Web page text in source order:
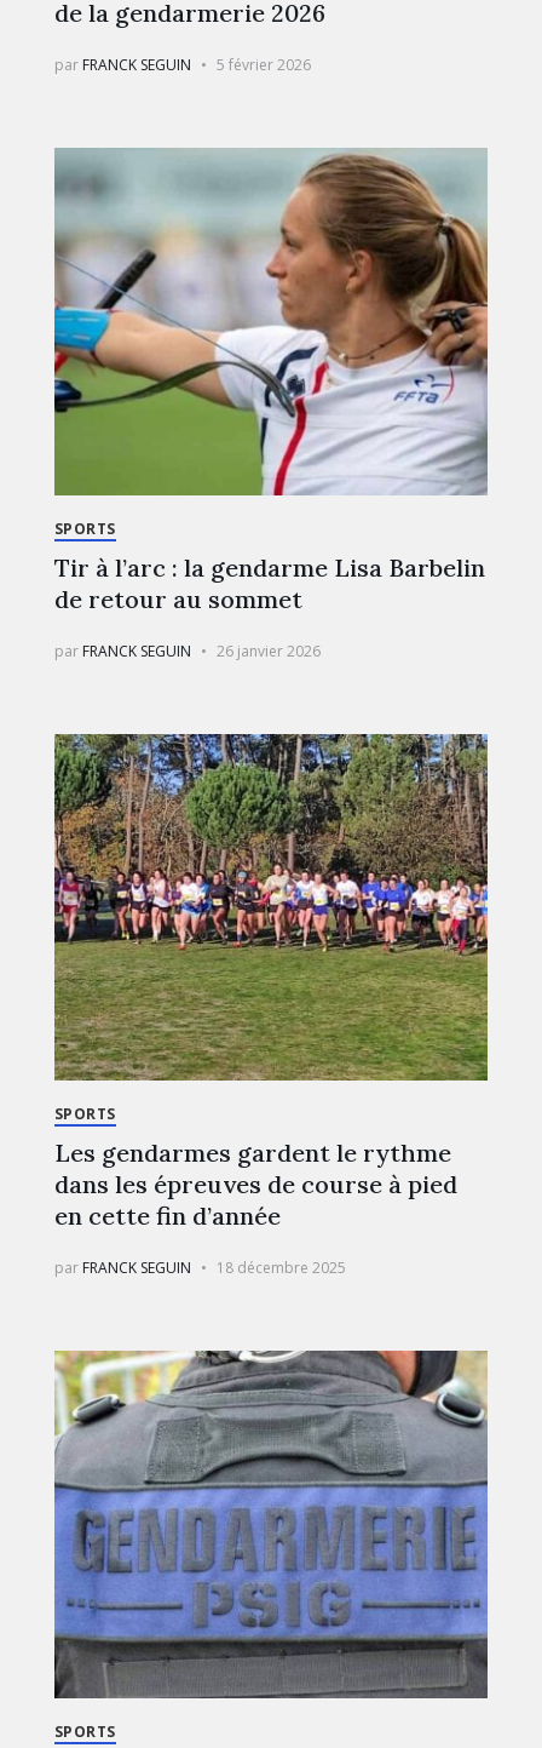
de la gendarmerie 2026
par FRANCK SEGUIN 5 février 2026
SPORTS
Tir à l’arc : la gendarme Lisa Barbelin
de retour au sommet
par FRANCK SEGUIN 26 janvier 2026
SPORTS
Les gendarmes gardent le rythme
dans les épreuves de course à pied
en cette fin d’année
par FRANCK SEGUIN 18 décembre 2025
SPORTS